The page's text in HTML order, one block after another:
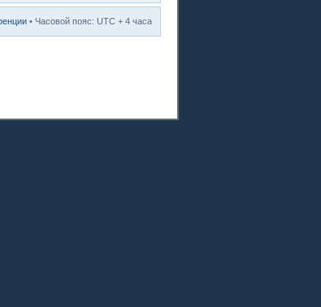
• Часовой пояс: UTC + 4 часа